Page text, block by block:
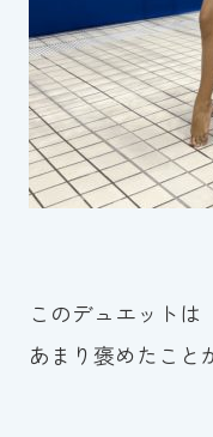
このデュエットは
あまり褒めたこと